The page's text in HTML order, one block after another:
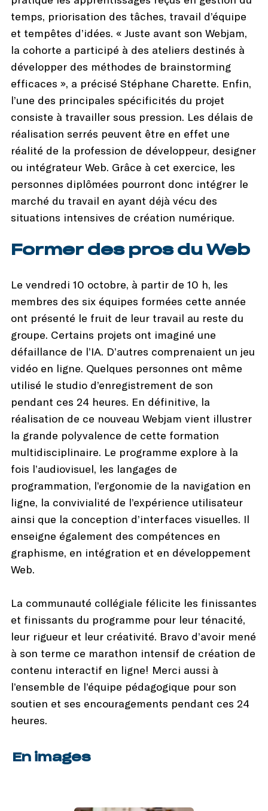
temps, priorisation des tâches, travail d’équipe
et tempêtes d’idées. « Juste avant son Webjam,
la cohorte a participé à des ateliers destinés à
développer des méthodes de brainstorming
efficaces », a précisé Stéphane Charette. Enfin,
l’une des principales spécificités du projet
consiste à travailler sous pression. Les délais de
réalisation serrés peuvent être en effet une
réalité de la profession de développeur, designer
ou intégrateur Web. Grâce à cet exercice, les
personnes diplômées pourront donc intégrer le
marché du travail en ayant déjà vécu des
situations intensives de création numérique.
Former des pros du Web
Le vendredi 10 octobre, à partir de 10 h, les
membres des six équipes formées cette année
ont présenté le fruit de leur travail au reste du
groupe. Certains projets ont imaginé une
défaillance de l’IA. D’autres comprenaient un jeu
vidéo en ligne. Quelques personnes ont même
utilisé le studio d’enregistrement de son
pendant ces 24 heures. En définitive, la
réalisation de ce nouveau Webjam vient illustrer
la grande polyvalence de cette formation
multidisciplinaire. Le programme explore à la
fois l’audiovisuel, les langages de
programmation, l’ergonomie de la navigation en
ligne, la convivialité de l’expérience utilisateur
ainsi que la conception d’interfaces visuelles. Il
enseigne également des compétences en
graphisme, en intégration et en développement
Web.
La communauté collégiale félicite les finissantes
et finissants du programme pour leur ténacité,
leur rigueur et leur créativité. Bravo d’avoir mené
à son terme ce marathon intensif de création de
contenu interactif en ligne! Merci aussi à
l’ensemble de l’équipe pédagogique pour son
soutien et ses encouragements pendant ces 24
heures.
En images